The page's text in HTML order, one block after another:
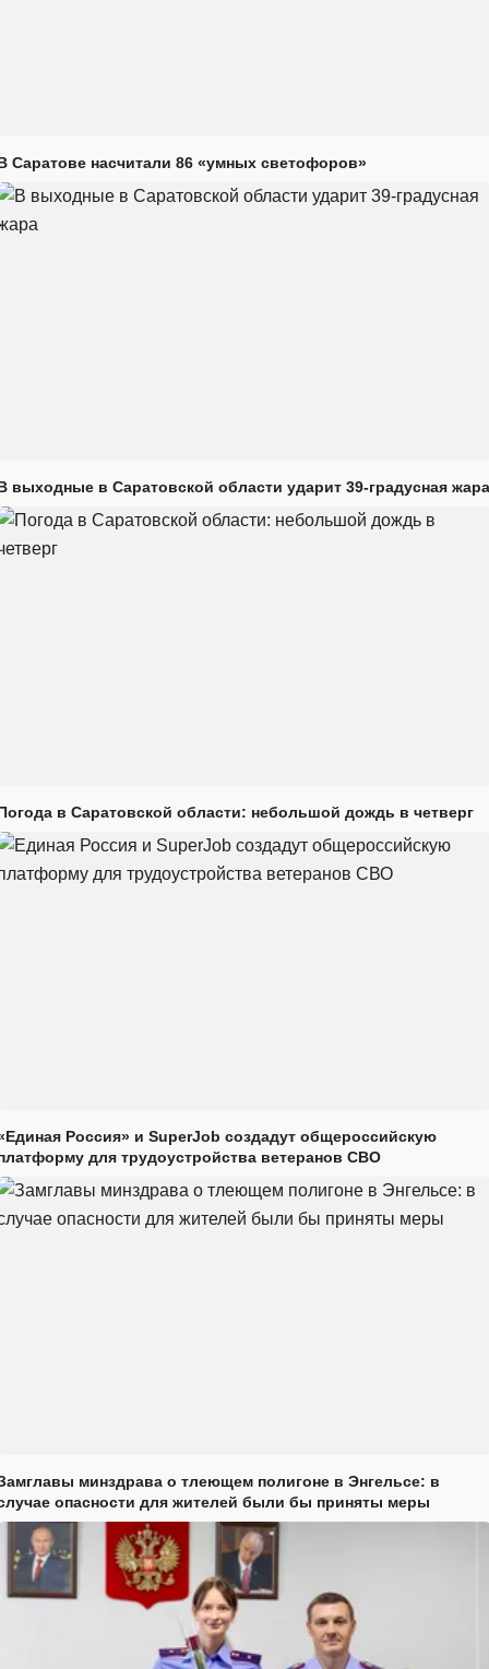
Саратове насчитали 86 «умных светофоров»
выходные в Саратовской области ударит 39-градусная жара
в Саратовской области: небольшой дождь в четверг
Россия» и SuperJob создадут общероссийскую
для трудоустройства ветеранов СВО
минздрава о тлеющем полигоне в Энгельсе: в
опасности для жителей были бы приняты меры